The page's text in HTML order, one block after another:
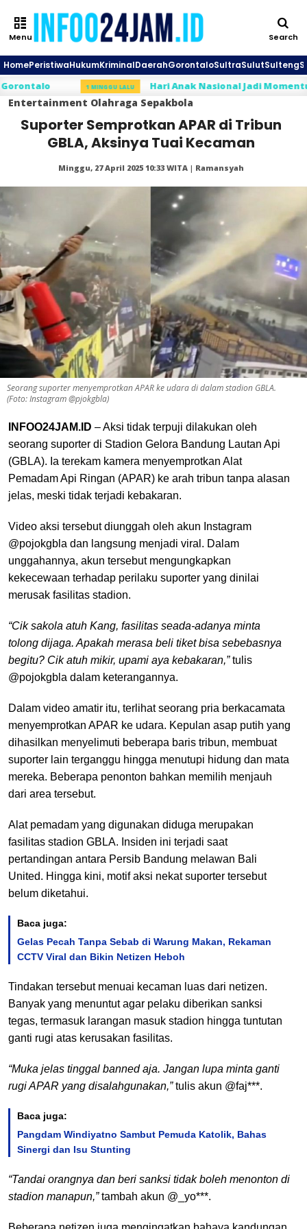
Search
Menu
HomePeristiwaHukumKriminalDaerahGorontaloSultraSulutSulteng
1 MINGGU LALU Hari Anak Nasional Jadi Momentum
Entertainment Olahraga Sepakbola
Suporter Semprotkan APAR di Tribun
GBLA, Aksinya Tuai Kecaman
Minggu, 27 April 2025 10:33 WITA | Ramansyah
Seorang suporter menyemprotkan APAR ke udara di dalam stadion GBLA.
(Foto: Instagram @pjokgbla)
INFOO24JAM.ID – Aksi tidak terpuji dilakukan oleh
seorang suporter di Stadion Gelora Bandung Lautan Api
(GBLA). Ia terekam kamera menyemprotkan Alat
Pemadam Api Ringan (APAR) ke arah tribun tanpa alasan
jelas, meski tidak terjadi kebakaran.
Video aksi tersebut diunggah oleh akun Instagram
@pojokgbla dan langsung menjadi viral. Dalam
unggahannya, akun tersebut mengungkapkan
kekecewaan terhadap perilaku suporter yang dinilai
merusak fasilitas stadion.
“Cik sakola atuh Kang, fasilitas seada-adanya minta
tolong dijaga. Apakah merasa beli tiket bisa sebebasnya
begitu? Cik atuh mikir, upami aya kebakaran,”tulis
@pojokgbla dalam keterangannya.
Dalam video amatir itu, terlihat seorang pria berkacamata
menyemprotkan APAR ke udara. Kepulan asap putih yang
dihasilkan menyelimuti beberapa baris tribun, membuat
suporter lain terganggu hingga menutupi hidung dan mata
mereka. Beberapa penonton bahkan memilih menjauh
dari area tersebut.
Alat pemadam yang digunakan diduga merupakan
fasilitas stadion GBLA. Insiden ini terjadi saat
pertandingan antara Persib Bandung melawan Bali
United. Hingga kini, motif aksi nekat suporter tersebut
belum diketahui.
Baca juga:
Gelas Pecah Tanpa Sebab di Warung Makan, Rekaman
CCTV Viral dan Bikin Netizen Heboh
Tindakan tersebut menuai kecaman luas dari netizen.
Banyak yang menuntut agar pelaku diberikan sanksi
tegas, termasuk larangan masuk stadion hingga tuntutan
ganti rugi atas kerusakan fasilitas.
“Muka jelas tinggal banned aja. Jangan lupa minta ganti
rugi APAR yang disalahgunakan,”tulis akun @faj***.
Baca juga:
Pangdam Windiyatno Sambut Pemuda Katolik, Bahas
Sinergi dan Isu Stunting
“Tandai orangnya dan beri sanksi tidak boleh menonton di
stadion manapun,”tambah akun @_yo***.